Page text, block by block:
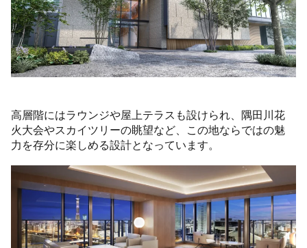
高層階にはラウンジや屋上テラスも設けられ、隅田川花
火大会やスカイツリーの眺望など、この地ならではの魅
力を存分に楽しめる設計となっています。